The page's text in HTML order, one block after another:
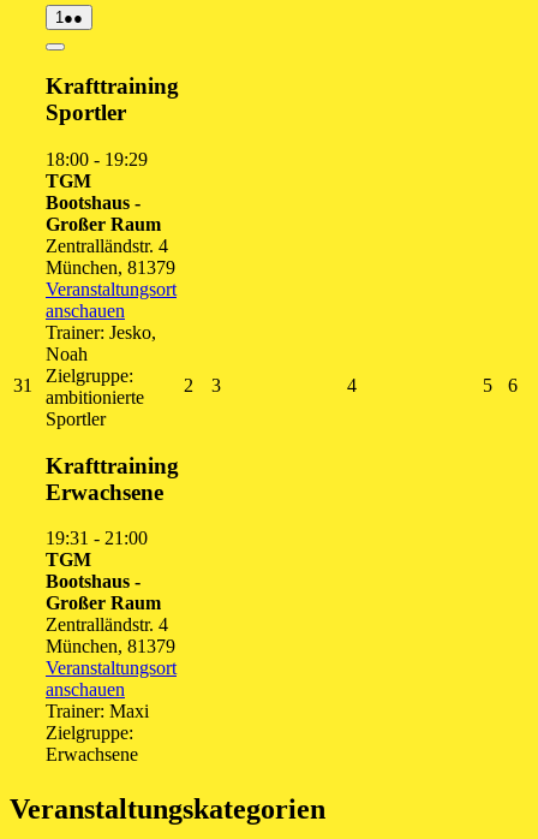
31
31.
August
2026
1 1.
September
2026
●●
Veranstaltungen)
Close
Krafttraining
Sportler
18:00 - 19:29
TGM
Bootshaus -
Großer Raum
Zentralländstr. 4
München, 81379
Veranstaltungsort
anschauen
Trainer: Jesko,
Noah
Zielgruppe:
ambitionierte
Sportler
Krafttraining
Erwachsene
19:31 - 21:00
TGM
Bootshaus -
Großer Raum
Zentralländstr. 4
München, 81379
Veranstaltungsort
anschauen
Trainer: Maxi
Zielgruppe:
Erwachsene
2 33.
44.
55.
66.
Veranstaltungskategorien